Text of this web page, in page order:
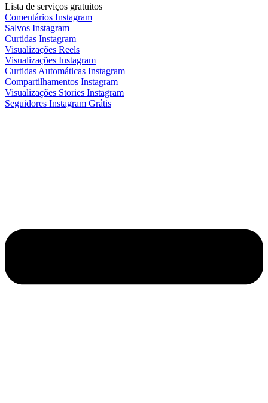
Lista de serviços gratuitos
Comentários Instagram
Salvos Instagram
Curtidas Instagram
Visualizações Reels
Visualizações Instagram
Curtidas Automáticas Instagram
Compartilhamentos Instagram
Visualizações Stories Instagram
Seguidores Instagram Grátis